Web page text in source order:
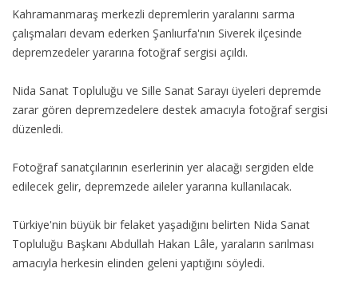
Kahramanmaraş merkezli depremlerin yaralarını sarma
çalışmaları devam ederken Şanlıurfa'nın Siverek ilçesinde
depremzedeler yararına fotoğraf sergisi açıldı.
Nida Sanat Topluluğu ve Sille Sanat Sarayı üyeleri depremde
zarar gören depremzedelere destek amacıyla fotoğraf sergisi
düzenledi.
Fotoğraf sanatçılarının eserlerinin yer alacağı sergiden elde
edilecek gelir, depremzede aileler yararına kullanılacak.
Türkiye'nin büyük bir felaket yaşadığını belirten Nida Sanat
Topluluğu Başkanı Abdullah Hakan Lâle, yaraların sarılması
amacıyla herkesin elinden geleni yaptığını söyledi.